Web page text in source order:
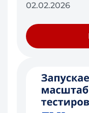
02.02.2026